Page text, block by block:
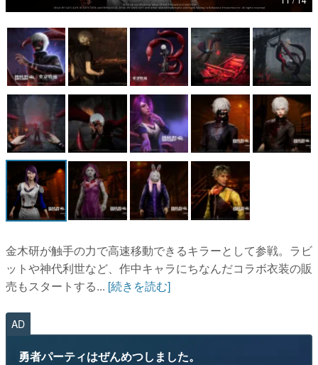
マンガ
女性向け
アプリレビュー
その他
電ファミニコゲーマーとは？
運営：株式会社マレ
金木研が触手の力で高速移動できるキラーとして参戦。ラビ
ットや神代利世など、作中キャラにちなんだコラボ衣装の販
売もスタートする... [続きを読む]
AD
勇者パーティはぜんめつしました。